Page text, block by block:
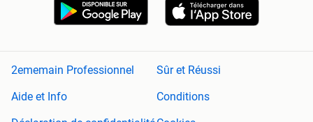
2ememain Professionnel
Sûr et Réussi
Aide et Info
Conditions